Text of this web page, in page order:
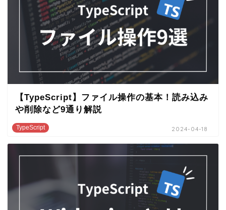
TypeScript
【TypeScript】ファイル操作の基本！読み込み
や削除など9通り解説
2024-04-18